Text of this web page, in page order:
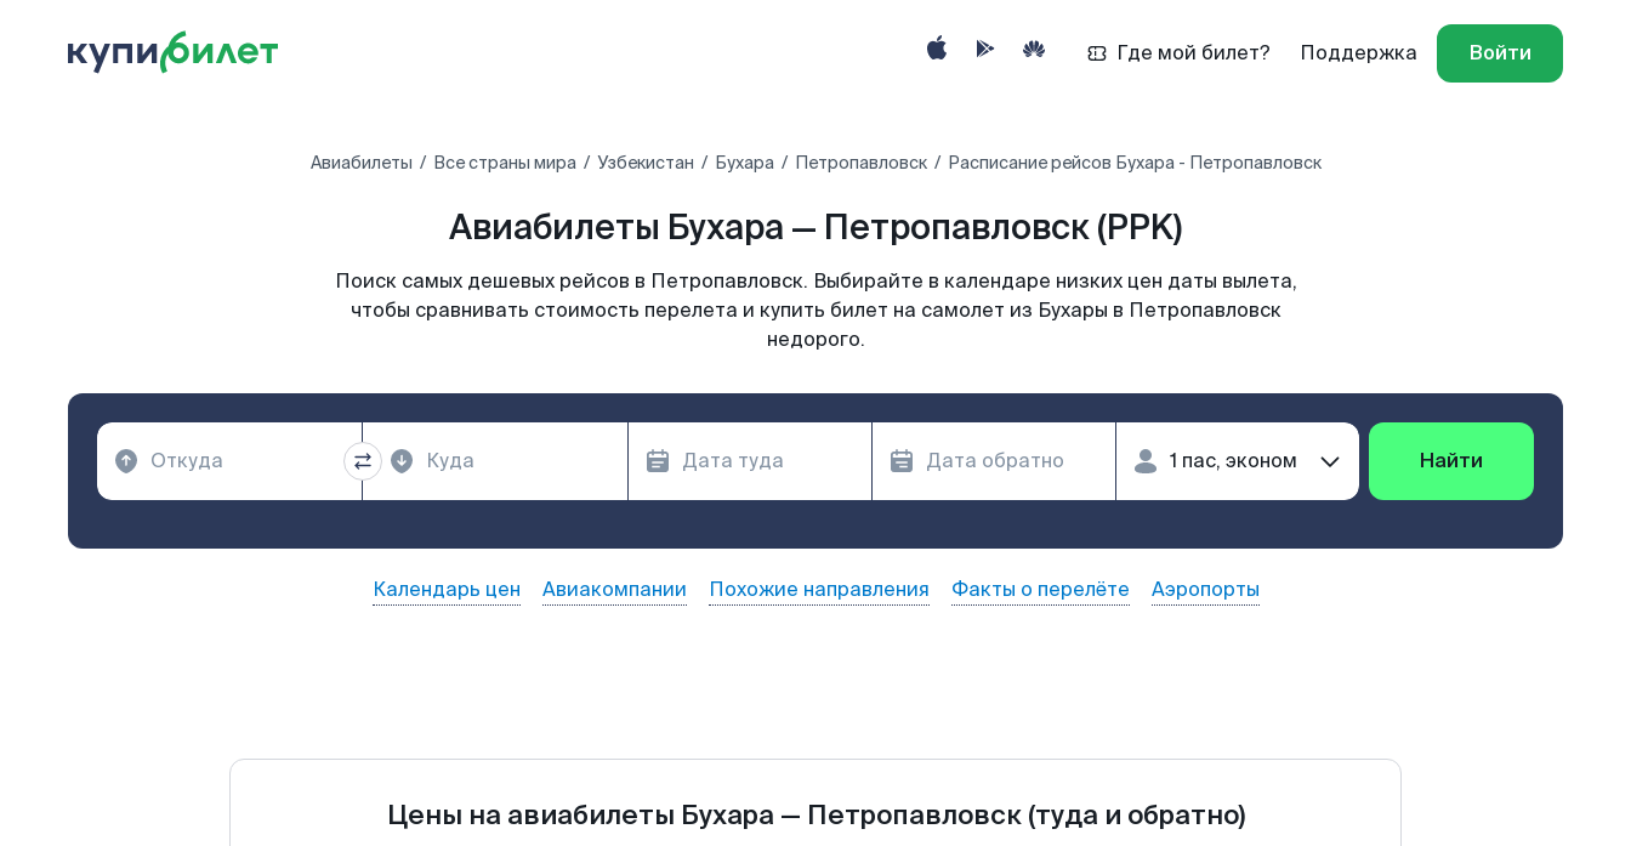
Где мой билет? Поддержка Войти
Авиабилеты Все страны мира Узбекистан Бухара Петропавловск Расписание рейсов Бухара - Петропавловск
Авиабилеты Бухара — Петропавловск (PPK)
Поиск самых дешевых рейсов в Петропавловск. Выбирайте в календаре низких цен даты вылета,
чтобы сравнивать стоимость перелета и купить билет на самолет из Бухары в Петропавловск
недорого.
Найти
Календарь цен Авиакомпании Похожие направления Факты о перелёте Аэропорты
Цены на авиабилеты Бухара — Петропавловск (туда и обратно)